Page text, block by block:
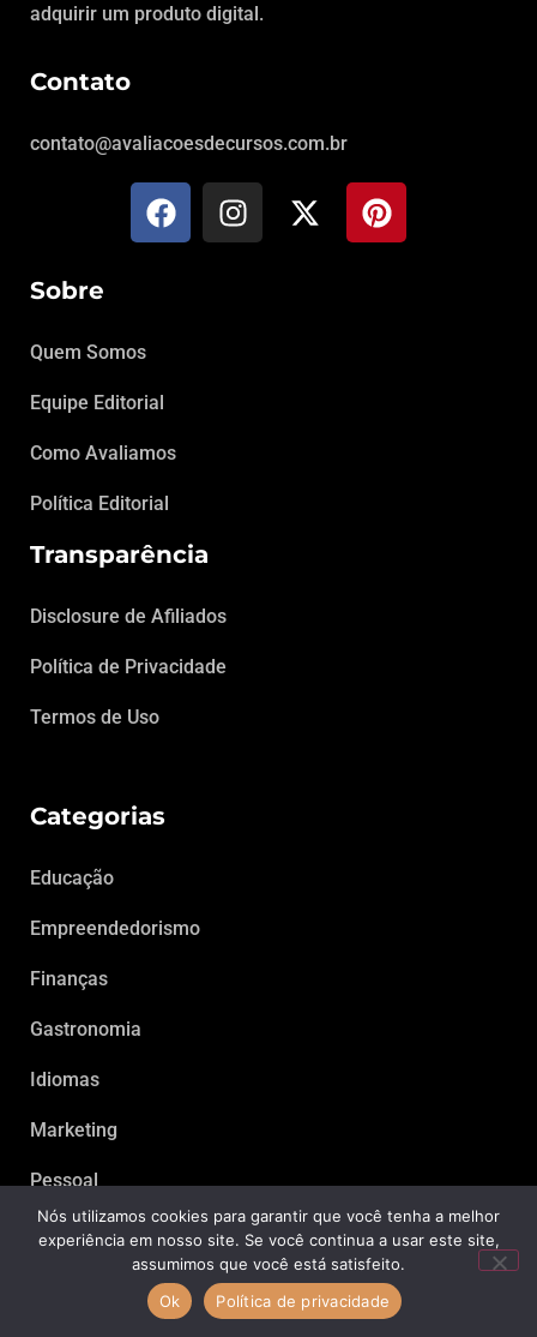
adquirir um produto digital.
Contato
contato@avaliacoesdecursos.com.br
Sobre
Quem Somos
Equipe Editorial
Como Avaliamos
Política Editorial
Transparência
Disclosure de Afiliados
Política de Privacidade
Termos de Uso
Categorias
Educação
Empreendedorismo
Finanças
Gastronomia
Idiomas
Marketing
Pessoal
Saúde
Nós utilizamos cookies para garantir que você tenha a melhor
experiência em nosso site. Se você continua a usar este site,
assumimos que você está satisfeito.
Ok
Política de privacidade